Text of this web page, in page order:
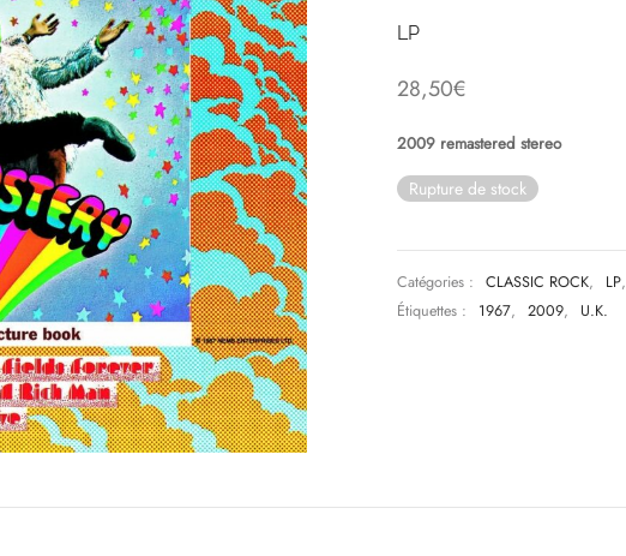
LP
28,50€
2009 remastered stereo
Rupture de stock
Catégories : CLASSIC ROCK, LP,
Étiquettes :
1967, 2009, U.K.